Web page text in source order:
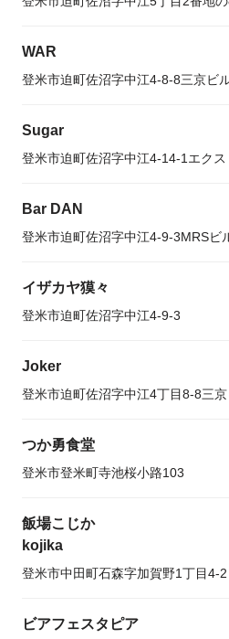
WAR
登米市迫町佐沼字中江4-8-8三京ビ
Sugar
登米市迫町佐沼字中江4-14-1エク
Bar DAN
登米市迫町佐沼字中江4-9-3MRSビ
イザカヤ獏々
登米市迫町佐沼字中江4-9-3
Joker
登米市迫町佐沼字中江4丁目8-8三
つか勇食堂
登米市登米町寺池桜小路103
飯場こじか
kojika
登米市中田町石森字加賀野1丁目4-2
ビアフェスタピア